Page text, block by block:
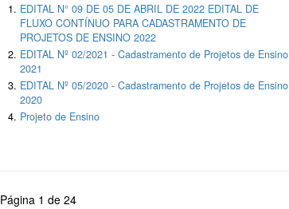
EDITAL N° 09 DE 05 DE ABRIL DE 2022 EDITAL DE
FLUXO CONTÍNUO PARA CADASTRAMENTO DE
PROJETOS DE ENSINO 2022
EDITAL Nº 02/2021 - Cadastramento de Projetos de Ensino
2021
EDITAL Nº 05/2020 - Cadastramento de Projetos de Ensino
2020
Projeto de Ensino
Página 1 de 24